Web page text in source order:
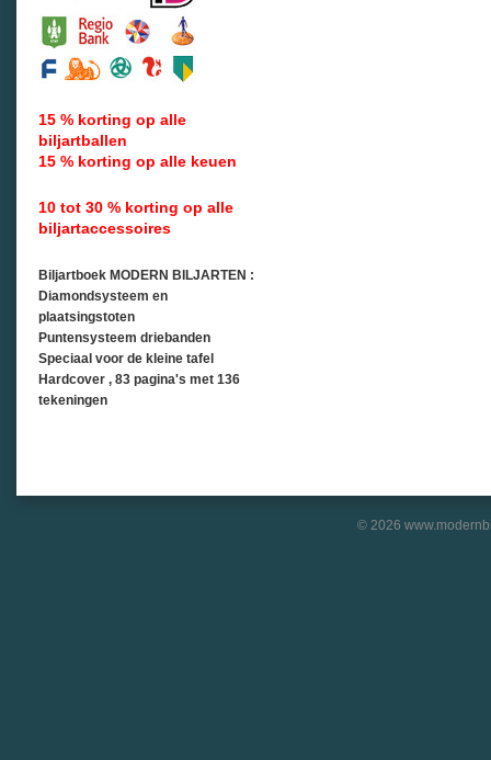
15 % korting op alle
biljartballen
15 % korting op alle keuen
10 tot 30 % korting op alle
biljartaccessoires
Biljartboek MODERN BILJARTEN :
Diamondsysteem en
plaatsingstoten
Puntensysteem driebanden
Speciaal voor de kleine tafel
Hardcover , 83 pagina's met 136
tekeningen
© 2026